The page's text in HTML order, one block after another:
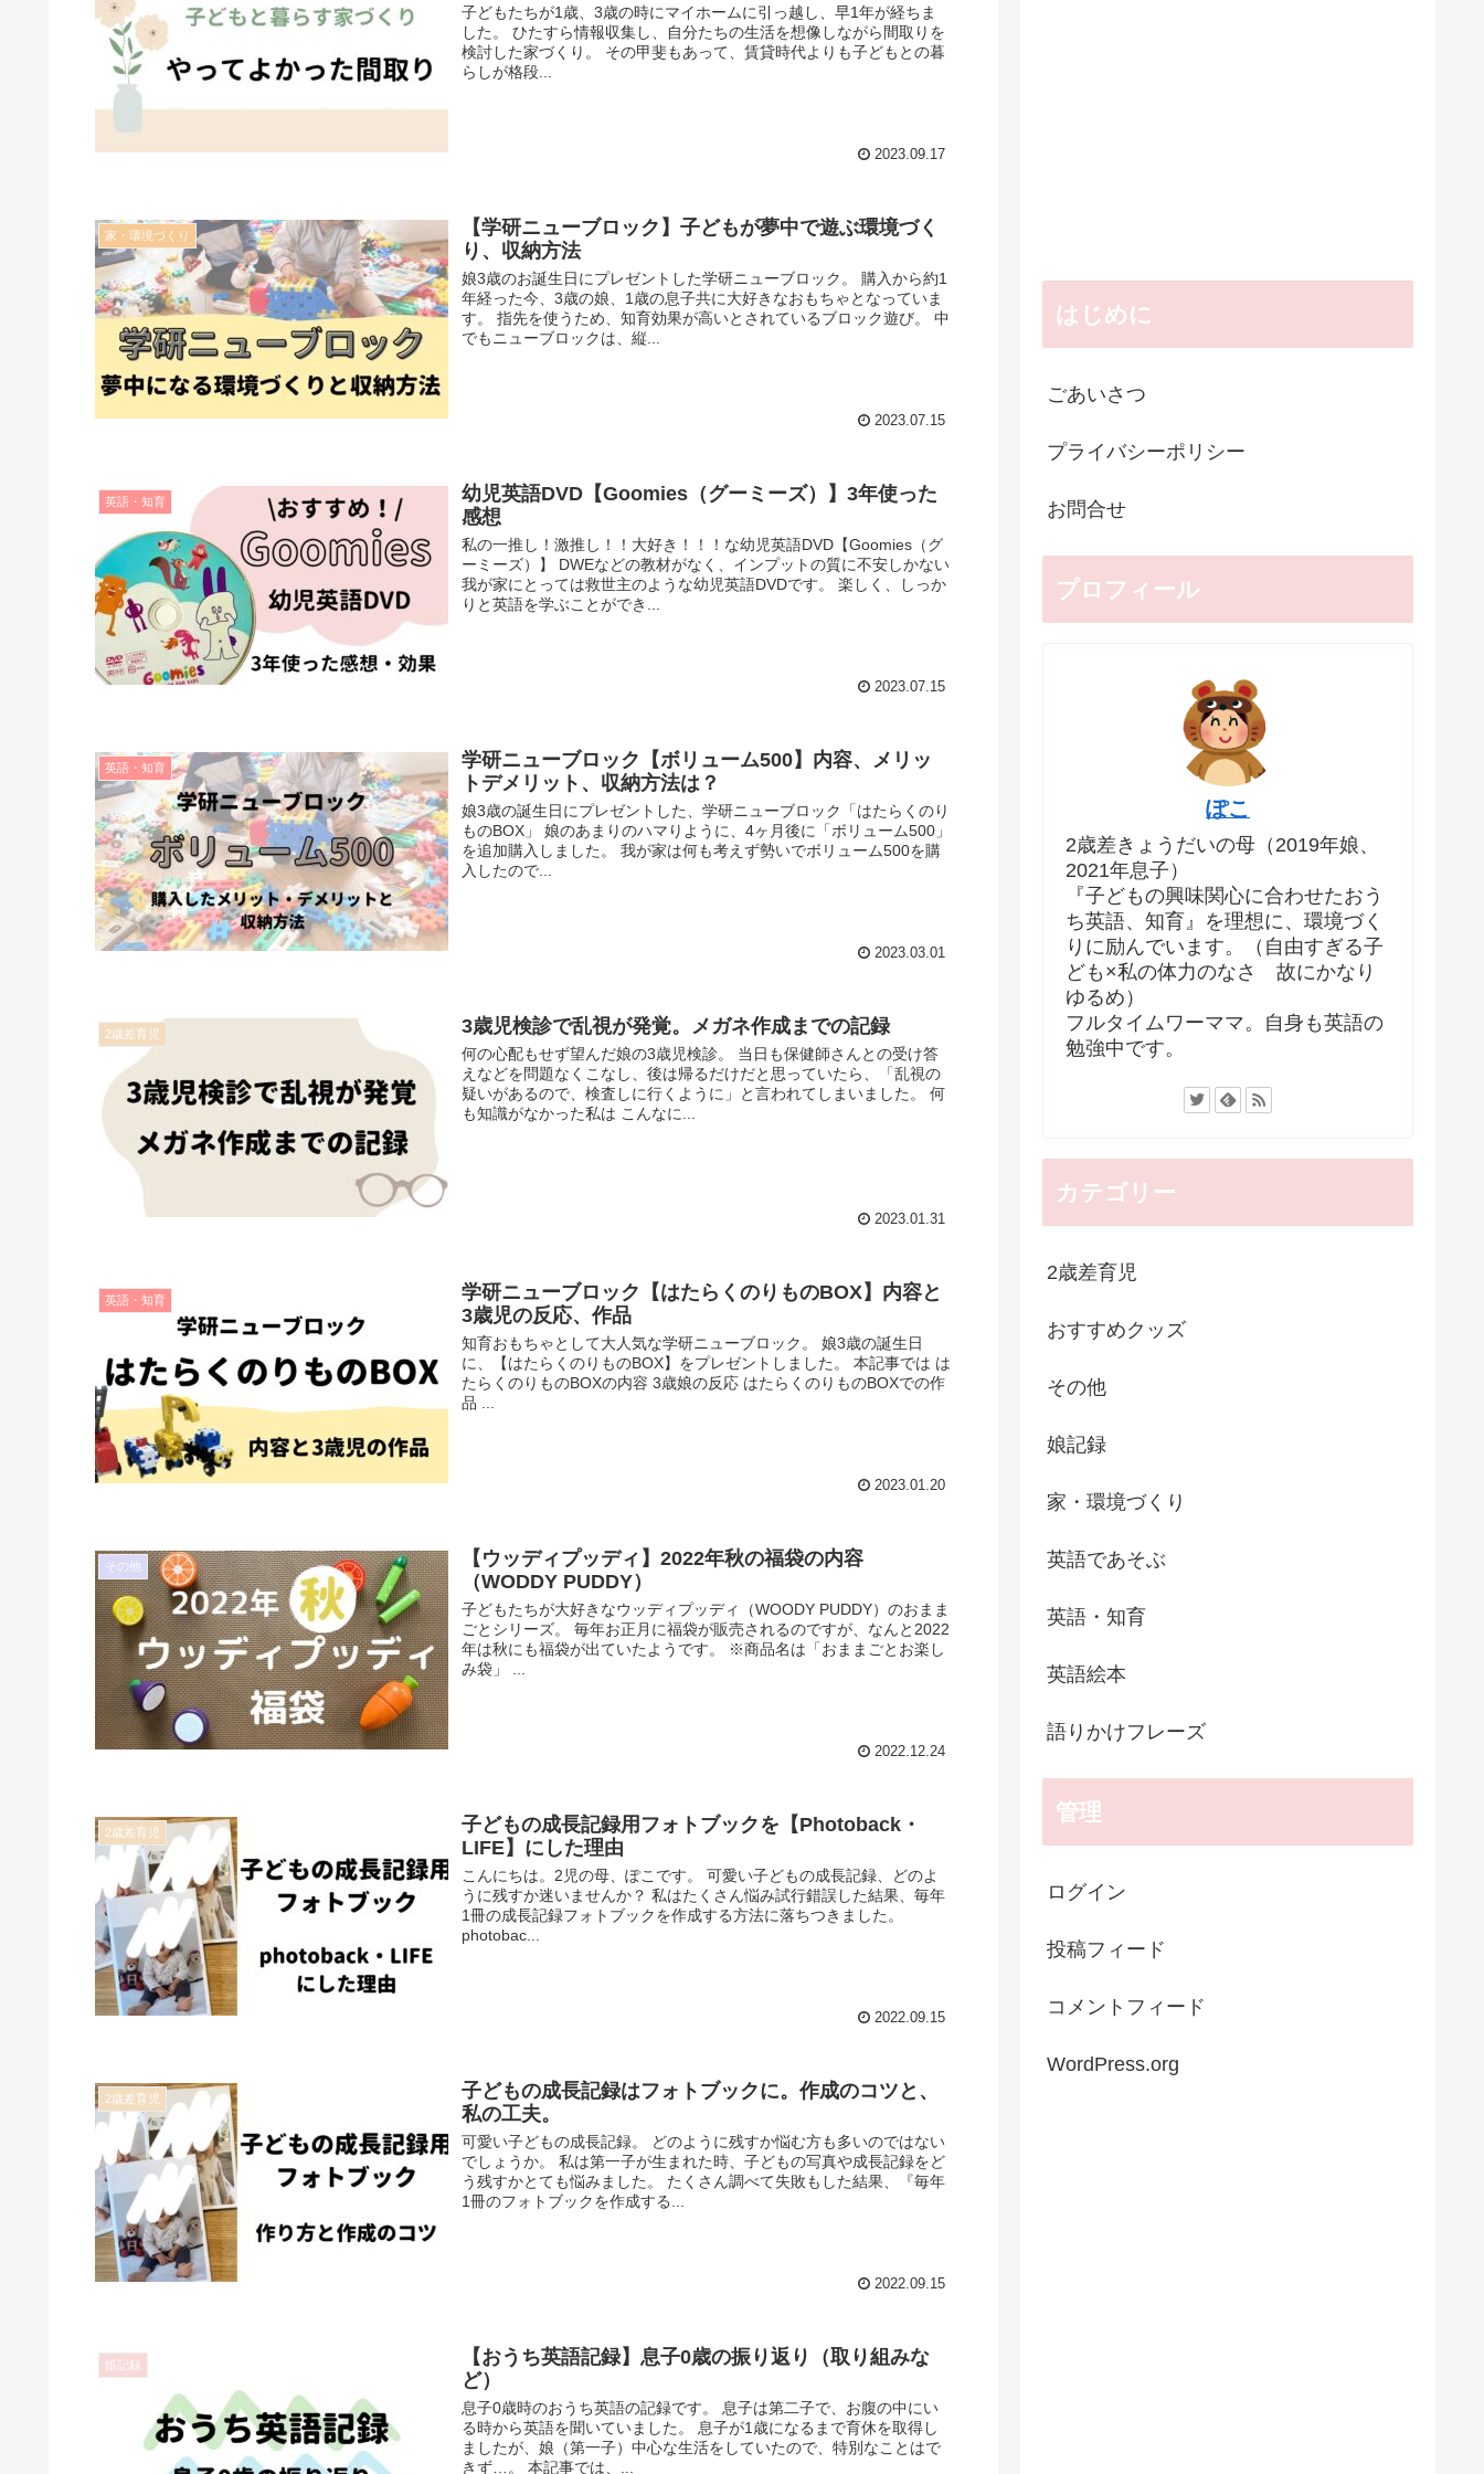
子どもたちが1歳、3歳の時にマイホームに引っ越し、早1年が経ちま
した。 ひたすら情報収集し、自分たちの生活を想像しながら間取りを
検討した家づくり。 その甲斐もあって、賃貸時代よりも子どもとの暮
らしが格段...
2023.09.17
家・環境づくり
【学研ニューブロック】子どもが夢中で遊ぶ環境づく
り、収納方法
娘3歳のお誕生日にプレゼントした学研ニューブロック。 購入から約1
年経った今、3歳の娘、1歳の息子共に大好きなおもちゃとなっていま
す。 指先を使うため、知育効果が高いとされているブロック遊び。 中
でもニューブロックは、縦...
2023.07.15
英語・知育
幼児英語DVD【Goomies（グーミーズ）】3年使った
感想
私の一推し！激推し！！大好き！！！な幼児英語DVD【Goomies（グ
ーミーズ）】 DWEなどの教材がなく、インプットの質に不安しかない
我が家にとっては救世主のような幼児英語DVDです。 楽しく、しっか
りと英語を学ぶことができ...
2023.07.15
英語・知育
学研ニューブロック【ボリューム500】内容、メリッ
トデメリット、収納方法は？
娘3歳の誕生日にプレゼントした、学研ニューブロック「はたらくのり
ものBOX」 娘のあまりのハマりように、4ヶ月後に「ボリューム500」
を追加購入しました。 我が家は何も考えず勢いでボリューム500を購
入したので...
2023.03.01
2歳差育児 3歳児検診で乱視が発覚。メガネ作成までの記録
何の心配もせず望んだ娘の3歳児検診。 当日も保健師さんとの受け答
えなどを問題なくこなし、後は帰るだけだと思っていたら、「乱視の
疑いがあるので、検査しに行くように」と言われてしまいました。 何
も知識がなかった私は こんなに...
2023.01.31
英語・知育
学研ニューブロック【はたらくのりものBOX】内容と
3歳児の反応、作品
知育おもちゃとして大人気な学研ニューブロック。 娘3歳の誕生日
に、【はたらくのりものBOX】をプレゼントしました。 本記事では は
たらくのりものBOXの内容 3歳娘の反応 はたらくのりものBOXでの作
品 ...
2023.01.20
その他
【ウッディプッディ】2022年秋の福袋の内容
（WODDY PUDDY）
子どもたちが大好きなウッディプッディ（WOODY PUDDY）のおまま
ごとシリーズ。 毎年お正月に福袋が販売されるのですが、なんと2022
年は秋にも福袋が出ていたようです。 ※商品名は「おままごとお楽し
み袋」 ...
2022.12.24
2歳差育児
子どもの成長記録用フォトブックを【Photoback・
LIFE】にした理由
こんにちは。2児の母、ぽこです。 可愛い子どもの成長記録、どのよ
うに残すか迷いませんか？ 私はたくさん悩み試行錯誤した結果、毎年
1冊の成長記録フォトブックを作成する方法に落ちつきました。
photobac...
2022.09.15
2歳差育児
子どもの成長記録はフォトブックに。作成のコツと、
私の工夫。
可愛い子どもの成長記録。 どのように残すか悩む方も多いのではない
でしょうか。 私は第一子が生まれた時、子どもの写真や成長記録をど
う残すかとても悩みました。 たくさん調べて失敗もした結果、『毎年
1冊のフォトブックを作成する...
2022.09.15
娘記録
【おうち英語記録】息子0歳の振り返り（取り組みな
ど）
息子0歳時のおうち英語の記録です。 息子は第二子で、お腹の中にい
る時から英語を聞いていました。 息子が1歳になるまで育休を取得し
ましたが、娘（第一子）中心な生活をしていたので、特別なことはで
きず…。 本記事では、...
はじめに
ごあいさつ
プライバシーポリシー
お問合せ
プロフィール
ぽこ
2歳差きょうだいの母（2019年娘、
2021年息子）
『子どもの興味関心に合わせたおう
ち英語、知育』を理想に、環境づく
りに励んでいます。（自由すぎる子
ども×私の体力のなさ 故にかなり
ゆるめ）
フルタイムワーママ。自身も英語の
勉強中です。
カテゴリー
2歳差育児
おすすめクッズ
その他
娘記録
家・環境づくり
英語であそぶ
英語・知育
英語絵本
語りかけフレーズ
管理
ログイン
投稿フィード
コメントフィード
WordPress.org